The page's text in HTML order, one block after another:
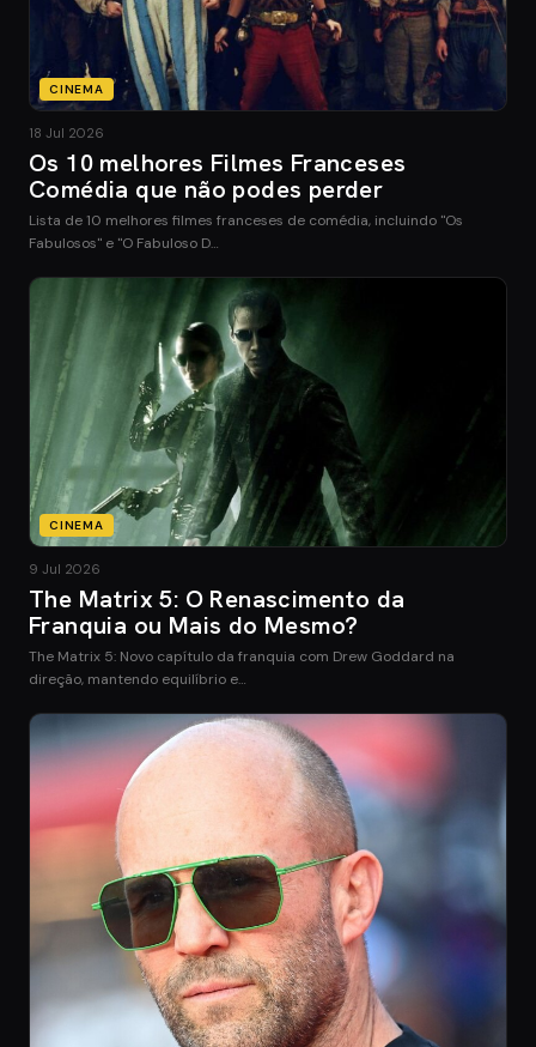
CINEMA
18 Jul 2026
Os 10 melhores Filmes Franceses
Comédia que não podes perder
Lista de 10 melhores filmes franceses de comédia, incluindo "Os
Fabulosos" e "O Fabuloso D…
CINEMA
9 Jul 2026
The Matrix 5: O Renascimento da
Franquia ou Mais do Mesmo?
The Matrix 5: Novo capítulo da franquia com Drew Goddard na
direção, mantendo equilíbrio e…